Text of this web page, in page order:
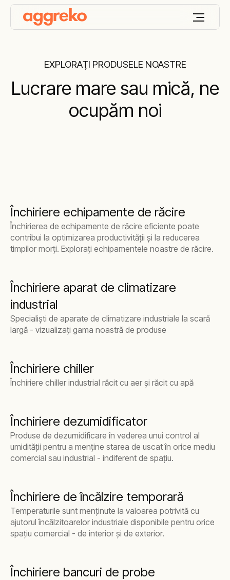
EXPLORAŢI PRODUSELE NOASTRE
Lucrare mare sau mică, ne
ocupăm noi
Închiriere echipamente de răcire
Închirierea de echipamente de răcire eficiente poate
contribui la optimizarea productivității și la reducerea
timpilor morți. Explorați echipamentele noastre de răcire.
Închiriere aparat de climatizare
industrial
Specialiști de aparate de climatizare industriale la scară
largă - vizualizați gama noastră de produse
Închiriere chiller
Închiriere chiller industrial răcit cu aer și răcit cu apă
Închiriere dezumidificator
Produse de dezumidificare în vederea unui control al
umidității pentru a menține starea de uscat în orice mediu
comercial sau industrial - indiferent de spațiu.
Închiriere de încălzire temporară
Temperaturile sunt menținute la valoarea potrivită cu
ajutorul încălzitoarelor industriale disponibile pentru orice
spațiu comercial - de interior și de exterior.
Închiriere bancuri de probe